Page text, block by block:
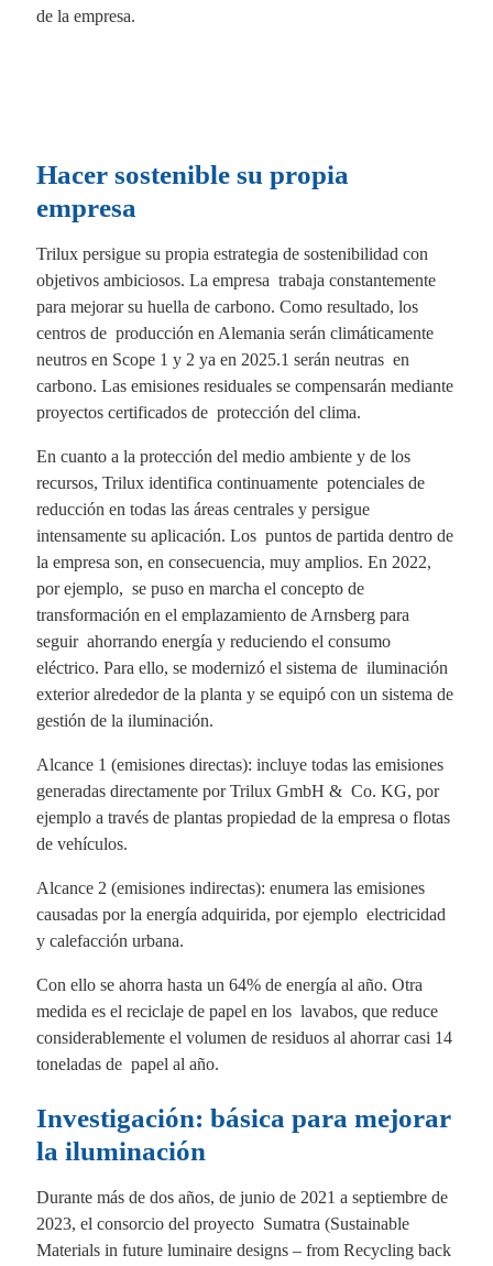
de la empresa.
Hacer sostenible su propia
empresa
Trilux persigue su propia estrategia de sostenibilidad con
objetivos ambiciosos. La empresa trabaja constantemente
para mejorar su huella de carbono. Como resultado, los
centros de producción en Alemania serán climáticamente
neutros en Scope 1 y 2 ya en 2025.1 serán neutras en
carbono. Las emisiones residuales se compensarán mediante
proyectos certificados de protección del clima.
En cuanto a la protección del medio ambiente y de los
recursos, Trilux identifica continuamente potenciales de
reducción en todas las áreas centrales y persigue
intensamente su aplicación. Los puntos de partida dentro de
la empresa son, en consecuencia, muy amplios. En 2022,
por ejemplo, se puso en marcha el concepto de
transformación en el emplazamiento de Arnsberg para
seguir ahorrando energía y reduciendo el consumo
eléctrico. Para ello, se modernizó el sistema de iluminación
exterior alrededor de la planta y se equipó con un sistema de
gestión de la iluminación.
Alcance 1 (emisiones directas): incluye todas las emisiones
generadas directamente por Trilux GmbH & Co. KG, por
ejemplo a través de plantas propiedad de la empresa o flotas
de vehículos.
Alcance 2 (emisiones indirectas): enumera las emisiones
causadas por la energía adquirida, por ejemplo electricidad
y calefacción urbana.
Con ello se ahorra hasta un 64% de energía al año. Otra
medida es el reciclaje de papel en los lavabos, que reduce
considerablemente el volumen de residuos al ahorrar casi 14
toneladas de papel al año.
Investigación: básica para mejorar
la iluminación
Durante más de dos años, de junio de 2021 a septiembre de
2023, el consorcio del proyecto Sumatra (Sustainable
Materials in future luminaire designs – from Recycling back